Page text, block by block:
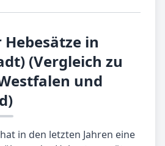
in
(Vergleich zu
und
in den letzten Jahren eine